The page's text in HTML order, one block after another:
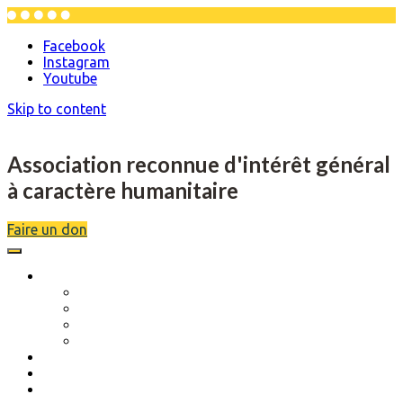
Facebook
Instagram
Youtube
Skip to content
Association reconnue d'intérêt général
à caractère humanitaire
Faire un don